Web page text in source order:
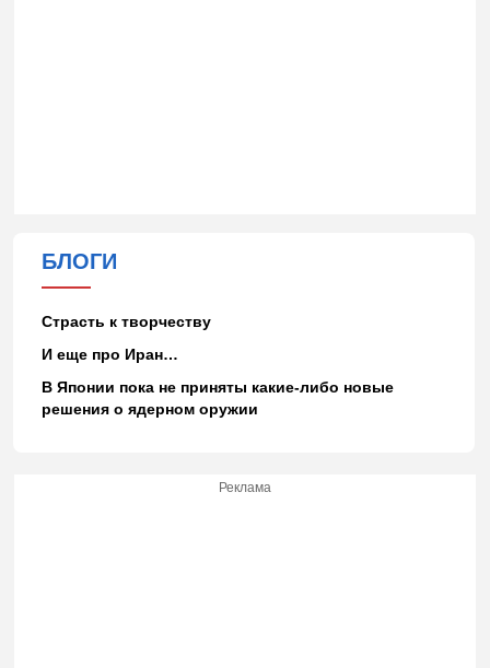
БЛОГИ
Страсть к творчеству
И еще про Иран…
В Японии пока не приняты какие-либо новые
решения о ядерном оружии
Реклама